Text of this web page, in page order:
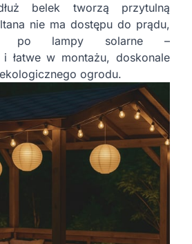
belek tworzą przytulną
nie ma dostępu do prądu,
po lampy solarne –
i łatwe w montażu, doskonale
ogrodu.